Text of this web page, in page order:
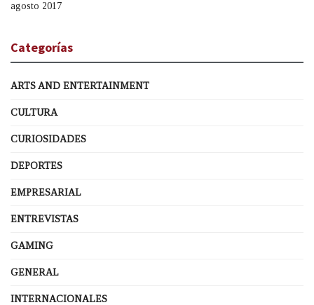
agosto 2017
Categorías
ARTS AND ENTERTAINMENT
CULTURA
CURIOSIDADES
DEPORTES
EMPRESARIAL
ENTREVISTAS
GAMING
GENERAL
INTERNACIONALES